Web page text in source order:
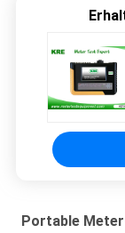
Portable